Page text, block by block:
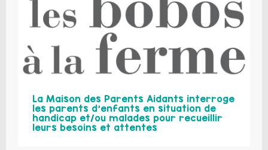
La Maison des Parents Aidants interroge
les parents d’enfants en situation de
handicap et/ou malades pour recueillir
leurs besoins et attentes